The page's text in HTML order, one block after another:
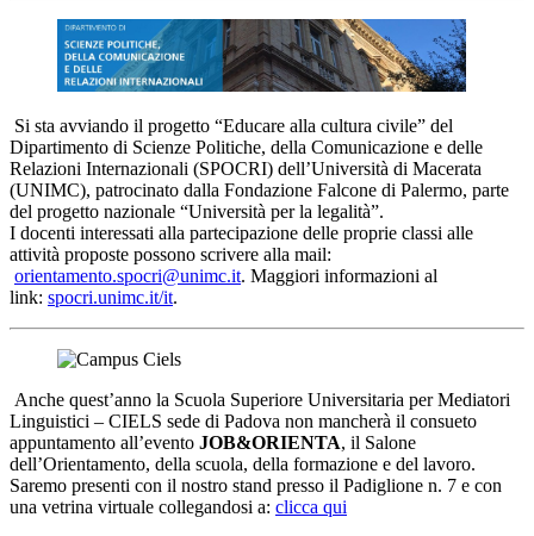
Si sta avviando il progetto “Educare alla cultura civile” del
Dipartimento di Scienze Politiche, della Comunicazione e delle
Relazioni Internazionali (SPOCRI) dell’Università di Macerata
(UNIMC), patrocinato dalla Fondazione Falcone di Palermo, parte
del progetto nazionale “Università per la legalità”.
I docenti interessati alla partecipazione delle proprie classi alle
attività proposte possono scrivere alla mail:
orientamento.spocri@unimc.it. Maggiori informazioni al
link: spocri.unimc.it/it.
Anche quest’anno la Scuola Superiore Universitaria per Mediatori
Linguistici – CIELS sede di Padova non mancherà il consueto
appuntamento all’evento JOB&ORIENTA, il Salone
dell’Orientamento, della scuola, della formazione e del lavoro.
Saremo presenti con il nostro stand presso il Padiglione n. 7 e con
una vetrina virtuale collegandosi a: clicca qui